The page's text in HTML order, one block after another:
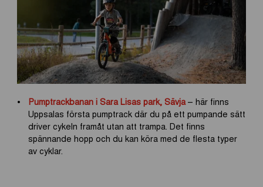
Pumptrackbanan i Sara Lisas park, Sävja– här finns
Uppsalas första pumptrack där du på ett pumpande sätt
driver cykeln framåt utan att trampa. Det finns
spännande hopp och du kan köra med de flesta typer
av cyklar.